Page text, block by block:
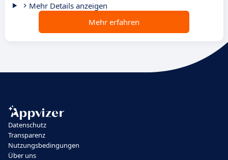
Mehr Details anzeigen
Mehr erfahren
Datenschutz
Transparenz
Nutzungsbedingungen
Über uns